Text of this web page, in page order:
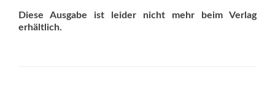
Diese Ausgabe ist leider nicht mehr beim Verlag
erhältlich.